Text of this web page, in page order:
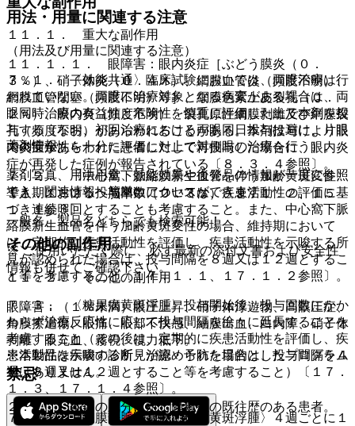
１１．１． 重大な副作用
１１．１．１． 眼障害：眼内炎症［ぶどう膜炎（０．
３％）、硝子体炎（０．４％）、網膜血管炎（頻度不明）、
網膜血管閉塞（頻度不明）等］、網膜色素上皮裂孔（０．
２％）、眼内炎（頻度不明）、裂孔原性網膜剥離及び網膜裂
孔（頻度不明）があらわれることがある。本剤投与により眼
内炎症があらわれた患者に対して再投与した場合に、眼内炎
症が再発した症例が報告されている〔８．３．４参照〕。
１１．１．２． 脳卒中（０．３％）〔９．１．２、１５．
１．１参照〕。
その他の副作用
１１．２． その他の副作用
眼障害：（１％未満）眼圧上昇、硝子体浮遊物、高眼圧症、
角膜擦過傷、眼痛、眼部不快感、結膜出血、白内障、硝子体
剥離、眼充血、霧視、視力低下。
禁忌
２．１． 本剤の成分に対し過敏症の既往歴のある患者。
用法・用量に関連する注意
（用法及び用量に関連する注意）
７．１． 〈効能共通〉臨床試験においては、両眼治療は行
われていない。両眼に治療対象となる病変がある場合は、両
眼同時治療の有益性と危険性を慎重に評価した上で本剤を投
与する（なお、初回治療における両眼同日投与は避け、片眼
での安全性を十分に評価した上で対側眼の治療を行う）。
７．２． 〈中心窩下脈絡膜新生血管を伴う加齢黄斑変性〉
導入期における投与回数については、疾患活動性の評価に基
づき連続３回とすることも考慮すること。また、中心窩下脈
絡膜新生血管を伴う加齢黄斑変性の場合、維持期において
は、定期的に疾患活動性を評価し、疾患活動性を示唆する所
見が認められた場合は、投与間隔を８週又は１２週とするこ
と等を考慮すること〔１７．１．１、１７．１．２参照〕。
７．３． 〈糖尿病黄斑浮腫〉投与開始後、投与回数にかか
わらず治療反応性に応じて投与間隔を徐々に延長することを
考慮すること（その後は、定期的に疾患活動性を評価し、疾
患活動性を示唆する所見が認められた場合は、投与間隔を４
週、８週又は１２週とすること等を考慮すること）〔１７．
１．３、１７．１．４参照〕。
７．４． 〈網膜静脈閉塞症に伴う黄斑浮腫〉４週ごとに１
薬剤情報
薬剤写真、用法用量、効能効果や後発品の情報が一度に参照
でき、関連情報へ簡単にアクセスができます。
一般名、製品名どちらでも検索可能！
※ ご使用いただく際に、必ず最新の添付文書および安全性
情報も併せてご確認下さい。
※本製品は疾病の診断・治療・予防を目的としたプログラム
ではありません。